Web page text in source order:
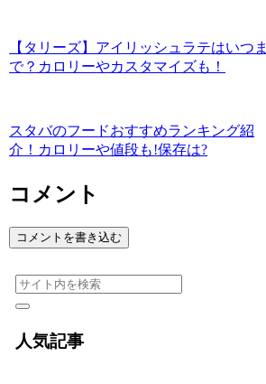
【タリーズ】アイリッシュラテはいつま
で？カロリーやカスタマイズも！
スタバのフードおすすめランキング紹
介！カロリーや値段も!保存は?
コメント
コメントを書き込む
人気記事